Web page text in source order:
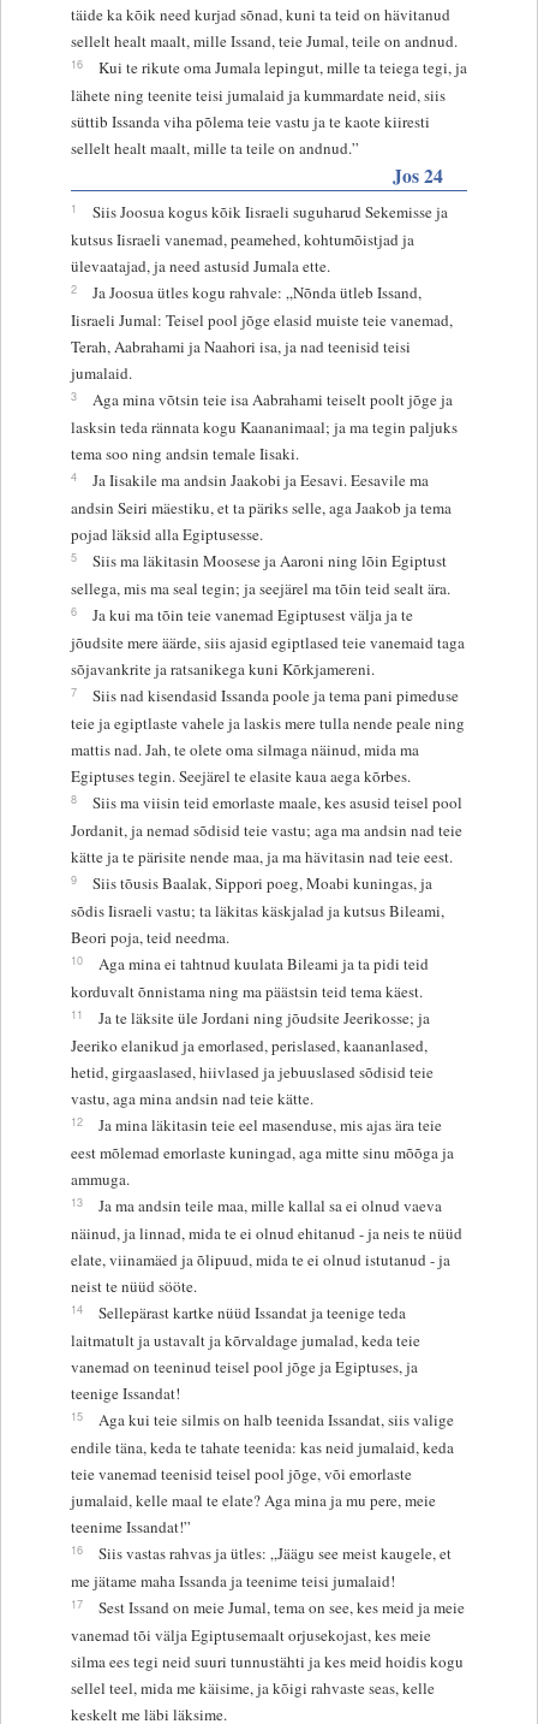
täide ka kõik need kurjad sõnad, kuni ta teid on hävitanud
sellelt healt maalt, mille Issand, teie Jumal, teile on andnud.
16
Kui te rikute oma Jumala lepingut, mille ta teiega tegi, ja
lähete ning teenite teisi jumalaid ja kummardate neid, siis
süttib Issanda viha põlema teie vastu ja te kaote kiiresti
sellelt healt maalt, mille ta teile on andnud.”
Jos 24
1
Siis Joosua kogus kõik Iisraeli suguharud Sekemisse ja
kutsus Iisraeli vanemad, peamehed, kohtumõistjad ja
ülevaatajad, ja need astusid Jumala ette.
2
Ja Joosua ütles kogu rahvale: „Nõnda ütleb Issand,
Iisraeli Jumal: Teisel pool jõge elasid muiste teie vanemad,
Terah, Aabrahami ja Naahori isa, ja nad teenisid teisi
jumalaid.
3
Aga mina võtsin teie isa Aabrahami teiselt poolt jõge ja
lasksin teda rännata kogu Kaananimaal; ja ma tegin paljuks
tema soo ning andsin temale Iisaki.
4
Ja Iisakile ma andsin Jaakobi ja Eesavi. Eesavile ma
andsin Seiri mäestiku, et ta päriks selle, aga Jaakob ja tema
pojad läksid alla Egiptusesse.
5
Siis ma läkitasin Moosese ja Aaroni ning lõin Egiptust
sellega, mis ma seal tegin; ja seejärel ma tõin teid sealt ära.
6
Ja kui ma tõin teie vanemad Egiptusest välja ja te
jõudsite mere äärde, siis ajasid egiptlased teie vanemaid taga
sõjavankrite ja ratsanikega kuni Kõrkjamereni.
7
Siis nad kisendasid Issanda poole ja tema pani pimeduse
teie ja egiptlaste vahele ja laskis mere tulla nende peale ning
mattis nad. Jah, te olete oma silmaga näinud, mida ma
Egiptuses tegin. Seejärel te elasite kaua aega kõrbes.
8
Siis ma viisin teid emorlaste maale, kes asusid teisel pool
Jordanit, ja nemad sõdisid teie vastu; aga ma andsin nad teie
kätte ja te pärisite nende maa, ja ma hävitasin nad teie eest.
9
Siis tõusis Baalak, Sippori poeg, Moabi kuningas, ja
sõdis Iisraeli vastu; ta läkitas käskjalad ja kutsus Bileami,
Beori poja, teid needma.
10
Aga mina ei tahtnud kuulata Bileami ja ta pidi teid
korduvalt õnnistama ning ma päästsin teid tema käest.
11
Ja te läksite üle Jordani ning jõudsite Jeerikosse; ja
Jeeriko elanikud ja emorlased, perislased, kaananlased,
hetid, girgaaslased, hiivlased ja jebuuslased sõdisid teie
vastu, aga mina andsin nad teie kätte.
12
Ja mina läkitasin teie eel masenduse, mis ajas ära teie
eest mõlemad emorlaste kuningad, aga mitte sinu mõõga ja
ammuga.
13
Ja ma andsin teile maa, mille kallal sa ei olnud vaeva
näinud, ja linnad, mida te ei olnud ehitanud - ja neis te nüüd
elate, viinamäed ja õlipuud, mida te ei olnud istutanud - ja
neist te nüüd sööte.
14
Sellepärast kartke nüüd Issandat ja teenige teda
laitmatult ja ustavalt ja kõrvaldage jumalad, keda teie
vanemad on teeninud teisel pool jõge ja Egiptuses, ja
teenige Issandat!
15
Aga kui teie silmis on halb teenida Issandat, siis valige
endile täna, keda te tahate teenida: kas neid jumalaid, keda
teie vanemad teenisid teisel pool jõge, või emorlaste
jumalaid, kelle maal te elate? Aga mina ja mu pere, meie
teenime Issandat!”
16
Siis vastas rahvas ja ütles: „Jäägu see meist kaugele, et
me jätame maha Issanda ja teenime teisi jumalaid!
17
Sest Issand on meie Jumal, tema on see, kes meid ja meie
vanemad tõi välja Egiptusemaalt orjusekojast, kes meie
silma ees tegi neid suuri tunnustähti ja kes meid hoidis kogu
sellel teel, mida me käisime, ja kõigi rahvaste seas, kelle
keskelt me läbi läksime.